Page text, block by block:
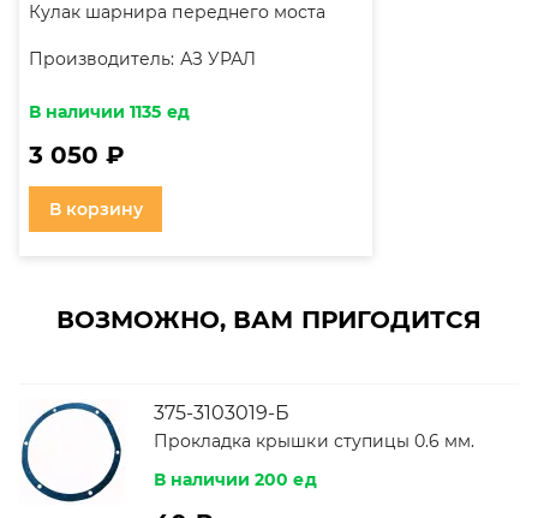
Кулак шарнира переднего моста
Производитель: АЗ УРАЛ
В наличии 1135 ед
3 050 ₽
В корзину
ВОЗМОЖНО, ВАМ ПРИГОДИТСЯ
375-3103019-Б
Прокладка крышки ступицы 0.6 мм.
В наличии 200 ед